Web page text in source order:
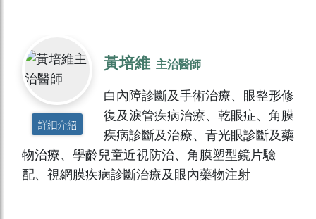
詳細介紹
黃培維 主治醫師
白內障診斷及手術治療、眼整形修
復及淚管疾病治療、乾眼症、角膜
疾病診斷及治療、青光眼診斷及藥
物治療、學齡兒童近視防治、角膜塑型鏡片驗
配、視網膜疾病診斷治療及眼內藥物注射